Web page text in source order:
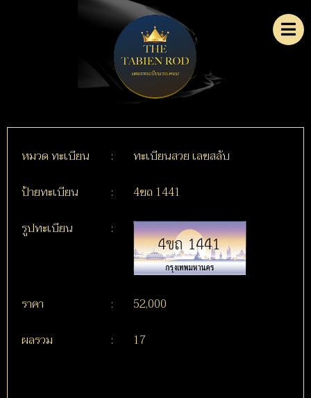
หมวด ทะเบียน :
ทะเบียนสวย เลขสลับ
ป้ายทะเบียน
:
4ขถ 1441
รูปทะเบียน
:
ราคา :
52,000
ผลรวม
: 17